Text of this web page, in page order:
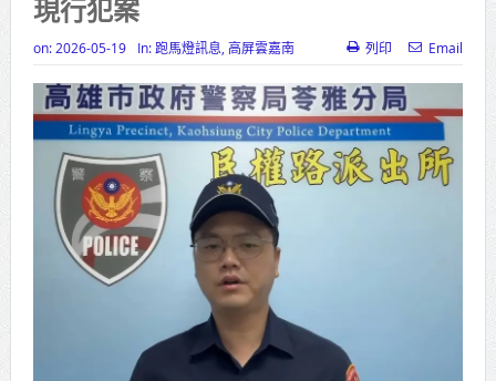
侯友宜蔣萬安攜手視察
北形象館亮相
打鐵厝北側產業園區產業設施公共
動土創造千個就業機會
高雄「三民運動中心」市長陳其
邁、運動部長李洋各界貴賓共同揭幕
高雄東照山關帝廟全國國中小學書
法比賽 圓滿落幕
現行犯案
on: 2026-05-19 In: 跑馬燈訊息 高屏雲嘉南 列印 Email